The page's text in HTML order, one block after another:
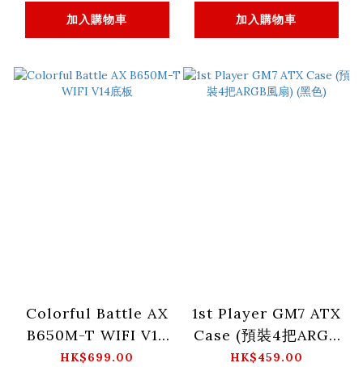
色
加入購物車 加入購物車
Colorful Battle AX
B650M-T WIFI V14
底板
HK$699.00
1st Player GM7 ATX
Case (預裝4把ARGB
風扇) (黑色)
HK$459.00